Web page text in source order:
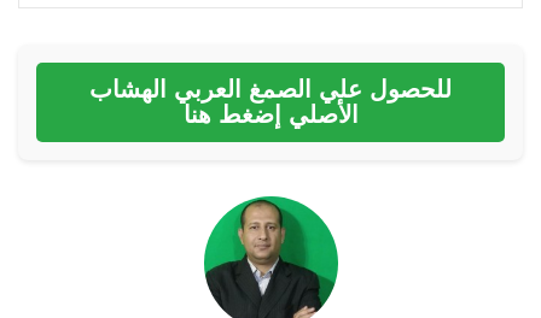
للحصول علي الصمغ العربي الهشاب
الأصلي إضغط هنا